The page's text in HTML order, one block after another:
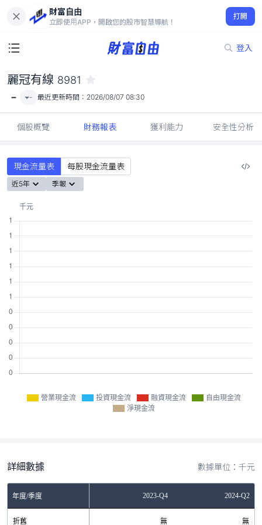
財富自由
立即使用APP，開啟您的股市智慧導航！
打開
登入
-
麗冠有線 8981
- - 最近更新時間： 2026/08/07 08:30
個股概覽 財務報表 獲利能力 安全性分析
現金流量表 每股現金流量表
近5年 季報
營業現金流 投資現金流 融資現金流
自由現金流
淨現金流
詳細數據 數據單位：千元
年度/季度 2023-Q4 2024-Q2
折舊 無 無